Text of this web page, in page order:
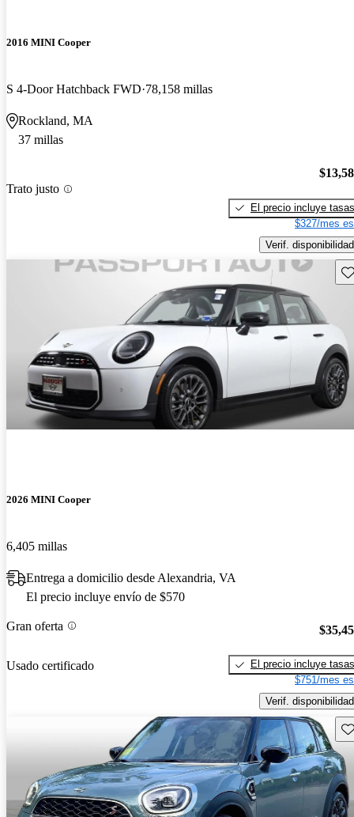
2016 MINI Cooper
S 4-Door Hatchback FWD 78,158 millas
Rockland, MA
37 millas
Trato justo
El precio incluye tasas
$327/mes
Verif. disponibilidad
2026 MINI Cooper
6,405 millas
Entrega a domicilio desde Alexandria, VA
El precio incluye envío de $570
Gran oferta
Usado certificado
El precio incluye tasas
$751/mes
Verif. disponibilidad